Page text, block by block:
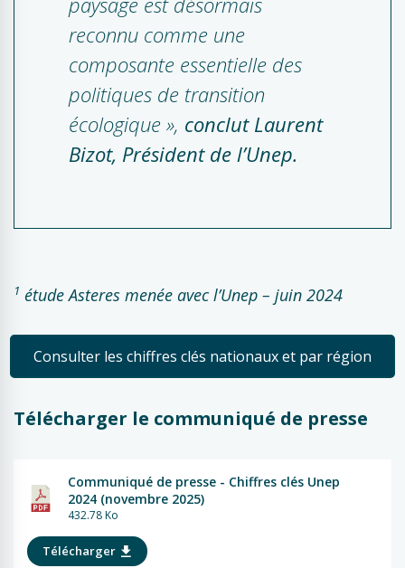
reconnu comme une
composante essentielle des
politiques de transition
écologique », conclut Laurent
Bizot, Président de l’Unep.
1 étude Asteres menée avec l’Unep – juin 2024
Consulter les chiffres clés nationaux et par région
Télécharger le communiqué de presse
Communiqué de presse - Chiffres clés Unep
2024 (novembre 2025)
432.78 Ko
Télécharger